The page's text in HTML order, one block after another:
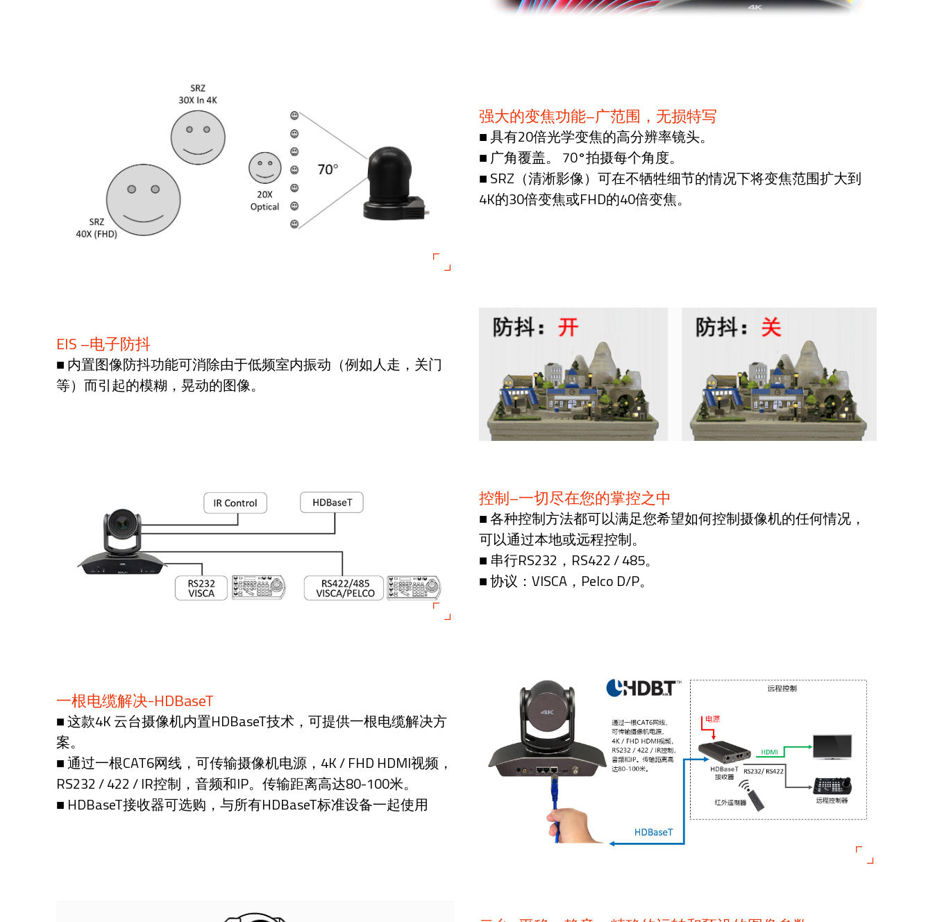
强大的变焦功能–广范围，无损特写
■ 具有20倍光学变焦的高分辨率镜头。
■ 广角覆盖。 70°拍摄每个角度。
■ SRZ（清淅影像）可在不牺牲细节的情况下将变焦范围扩大到
4K的30倍变焦或FHD的40倍变焦。
EIS –电子防抖
■ 内置图像防抖功能可消除由于低频室内振动（例如人走，关门
等）而引起的模糊，晃动的图像。
控制–一切尽在您的掌控之中
■ 各种控制方法都可以满足您希望如何控制摄像机的任何情况，
可以通过本地或远程控制。
■ 串行RS232，RS422 / 485。
■ 协议：VISCA，Pelco D/P。
一根电缆解决-HDBaseT
■ 这款4K 云台摄像机内置HDBaseT技术，可提供一根电缆解决方
案。
■ 通过一根CAT6网线，可传输摄像机电源，4K / FHD HDMI视频，
RS232 / 422 / IR控制，音频和IP。传输距离高达80-100米。
■ HDBaseT接收器可选购，与所有HDBaseT标准设备一起使用